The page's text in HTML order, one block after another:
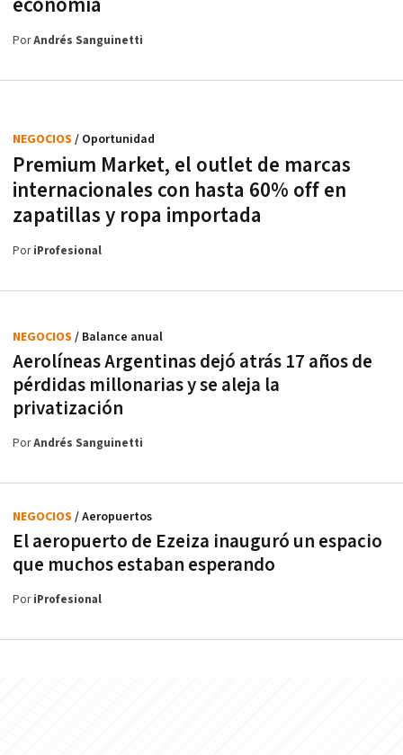
PorAndrés Sanguinetti
Premium Market, el outlet de marcas
internacionales con hasta 60% off en
zapatillas y ropa importada
NEGOCIOS / Oportunidad
PoriProfesional
Aerolíneas Argentinas dejó atrás 17 años de
pérdidas millonarias y se aleja la
privatización
NEGOCIOS / Balance anual
PorAndrés Sanguinetti
El aeropuerto de Ezeiza inauguró un espacio
que muchos estaban esperando
NEGOCIOS / Aeropuertos
PoriProfesional